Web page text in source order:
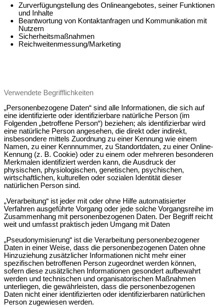
Zurverfügungstellung des Onlineangebotes, seiner Funktionen
und Inhalte
Beantwortung von Kontaktanfragen und Kommunikation mit
Nutzern
Sicherheitsmaßnahmen
Reichweitenmessung/Marketing
Verwendete Begrifflichkeiten
„Personenbezogene Daten“ sind alle Informationen, die sich auf
eine identifizierte oder identifizierbare natürliche Person (im
Folgenden „betroffene Person“) beziehen; als identifizierbar wird
eine natürliche Person angesehen, die direkt oder indirekt,
insbesondere mittels Zuordnung zu einer Kennung wie einem
Namen, zu einer Kennnummer, zu Standortdaten, zu einer Online-
Kennung (z. B. Cookie) oder zu einem oder mehreren besonderen
Merkmalen identifiziert werden kann, die Ausdruck der
physischen, physiologischen, genetischen, psychischen,
wirtschaftlichen, kulturellen oder sozialen Identität dieser
natürlichen Person sind.
„Verarbeitung“ ist jeder mit oder ohne Hilfe automatisierter
Verfahren ausgeführte Vorgang oder jede solche Vorgangsreihe im
Zusammenhang mit personenbezogenen Daten. Der Begriff reicht
weit und umfasst praktisch jeden Umgang mit Daten
„Pseudonymisierung“ ist die Verarbeitung personenbezogener
Daten in einer Weise, dass die personenbezogenen Daten ohne
Hinzuziehung zusätzlicher Informationen nicht mehr einer
spezifischen betroffenen Person zugeordnet werden können,
sofern diese zusätzlichen Informationen gesondert aufbewahrt
werden und technischen und organisatorischen Maßnahmen
unterliegen, die gewährleisten, dass die personenbezogenen
Daten nicht einer identifizierten oder identifizierbaren natürlichen
Person zugewiesen werden.